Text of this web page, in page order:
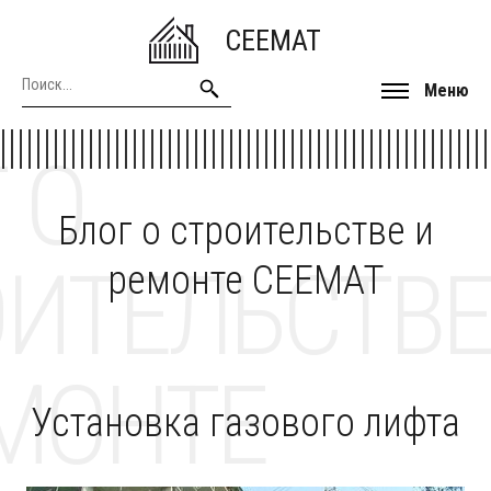
CEEMAT
Меню
Блог о строительстве и
ремонте CEEMAT
О
Установка газового лифта